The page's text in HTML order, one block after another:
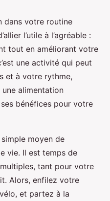
dans votre routine
l’utile à l’agréable :
tout en améliorant votre
une activité qui peut
et à votre rythme,
alimentation
bénéfices pour votre
simple moyen de
vie. Il est temps de
tant pour votre
Alors, enfilez votre
et partez à la